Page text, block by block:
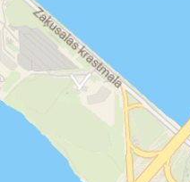
Katram spēlētājam tiek
ekipējums un
• Izvēlētais ieroča veids un
• Iespēja 1 stundu pēc
bezmaksas. Katra nākamā
• Galds kur uzklāt
• Profesionāls peintbola
• Peintbola
kur svinēt